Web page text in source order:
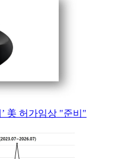
美 허가임상 "준비"